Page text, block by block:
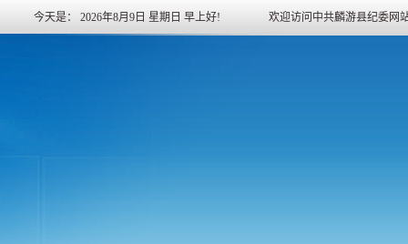
今天是： 2026年8月9日 星期日 早上好! 欢迎访问中共麟游县纪委网